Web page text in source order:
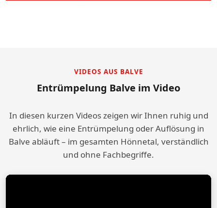
VIDEOS AUS BALVE
Entrümpelung Balve im Video
In diesen kurzen Videos zeigen wir Ihnen ruhig und
ehrlich, wie eine Entrümpelung oder Auflösung in
Balve abläuft – im gesamten Hönnetal, verständlich
und ohne Fachbegriffe.